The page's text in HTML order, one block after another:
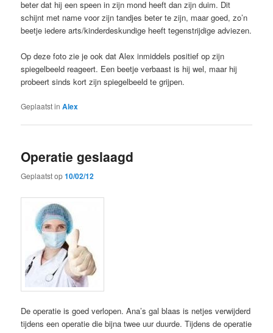
beter dat hij een speen in zijn mond heeft dan zijn duim. Dit
schijnt met name voor zijn tandjes beter te zijn, maar goed, zo’n
beetje iedere arts/kinderdeskundige heeft tegenstrijdige adviezen.
Op deze foto zie je ook dat Alex inmiddels positief op zijn
spiegelbeeld reageert. Een beetje verbaast is hij wel, maar hij
probeert sinds kort zijn spiegelbeeld te grijpen.
Geplaatst in Alex
Operatie geslaagd
Geplaatst op10/02/12
De operatie is goed verlopen. Ana’s gal blaas is netjes verwijderd
tijdens een operatie die bijna twee uur duurde. Tijdens de operatie